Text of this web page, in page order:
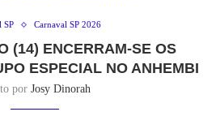
SP Carnaval SP 2026
(14) ENCERRAM-SE OS
ESPECIAL NO ANHEMBI
por Josy Dinorah